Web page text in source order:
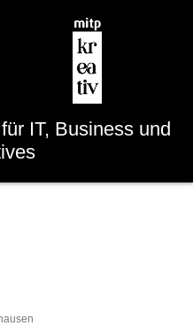
IT, Business und